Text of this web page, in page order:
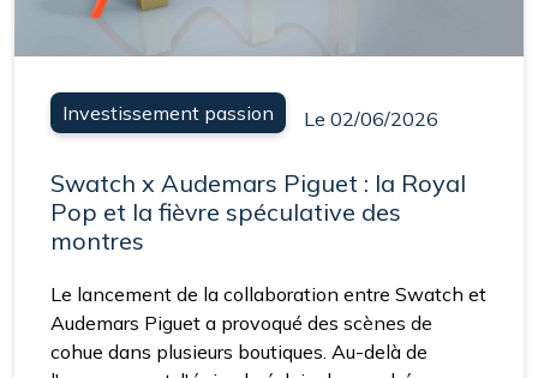
Investissement passion Le 02/06/2026
Swatch x Audemars Piguet : la Royal
Pop et la fièvre spéculative des
montres
Le lancement de la collaboration entre Swatch et
Audemars Piguet a provoqué des scènes de
cohue dans plusieurs boutiques. Au-delà de